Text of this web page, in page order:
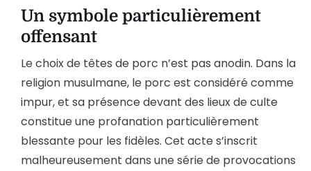
Un symbole particulièrement
offensant
Le choix de têtes de porc n’est pas anodin. Dans la
religion musulmane, le porc est considéré comme
impur, et sa présence devant des lieux de culte
constitue une profanation particulièrement
blessante pour les fidèles. Cet acte s’inscrit
malheureusement dans une série de provocations